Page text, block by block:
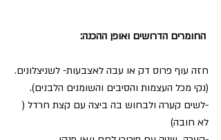
חזה עוף פרוס דק או עבה לאצבעות- לשניצלונים.
(נקי מכל העצמות והסיבים והשומנים הלבנים).
-לשים קערה ולבחוש בה ביצה עם קצת חרדל (
לא חובה)